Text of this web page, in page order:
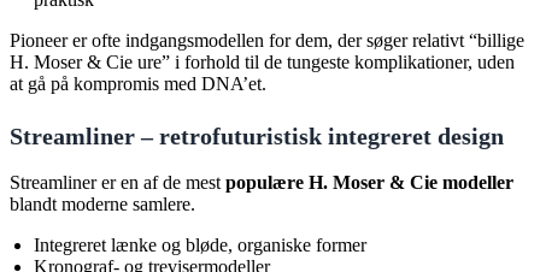
Pioneer er ofte indgangsmodellen for dem, der søger relativt “billige
H. Moser & Cie ure” i forhold til de tungeste komplikationer, uden
at gå på kompromis med DNA’et.
Streamliner – retrofuturistisk integreret design
Streamliner er en af de mest populære H. Moser & Cie modeller
blandt moderne samlere.
Integreret lænke og bløde, organiske former
Kronograf- og trevisermodeller